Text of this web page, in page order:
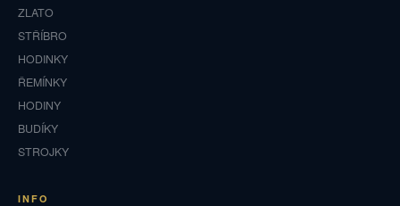
ZLATO
STŘÍBRO
HODINKY
ŘEMÍNKY
HODINY
BUDÍKY
STROJKY
INFO